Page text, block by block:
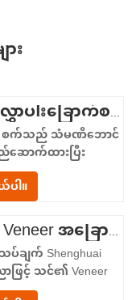
း
ဒေါင်လိုက်အလွှာပါးခြောက်စက်ရုံ
က်သည် သံမဏိဘောင်
ောက်ထားပြီး
ထုတ်လွှတ်ခြင်းအထိ
မှုဖြင့် စီစဉ်ထားသော
ချက်ဇုန်လေးခုကို ပံ့ပိုး
ေးသည့်အပိုင်း– အဝင်
င့် ဗီနီယာစာရွက်
ခံခန်းထဲသို့
ါ။
Shine Wood Veneer အခြောက်ခံစက် - ထုတ်ကုန် အပ်လုဒ်ပုံစံကို အပြီးသတ်ပါ။
ျက် Shenghuai
ဖြင့် သင်၏ Veneer
န်းစဉ်ကို ပြုပြင်